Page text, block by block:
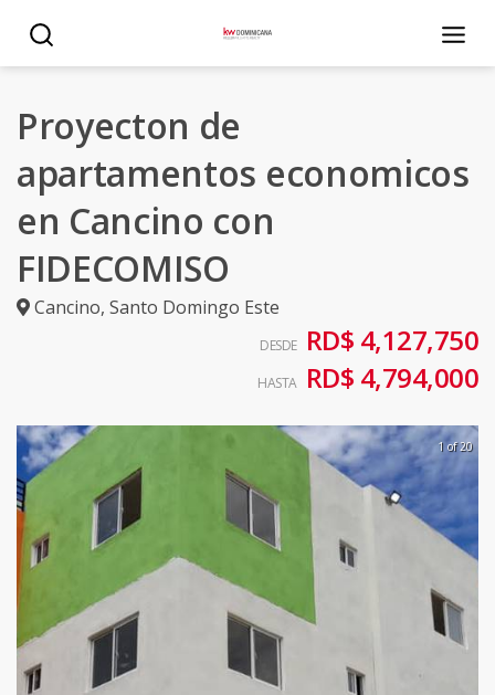
Proyecton de
apartamentos economicos
en Cancino con
FIDECOMISO
Cancino, Santo Domingo Este
DESDE RD$ 4,127,750
HASTA RD$ 4,794,000
1 of 20